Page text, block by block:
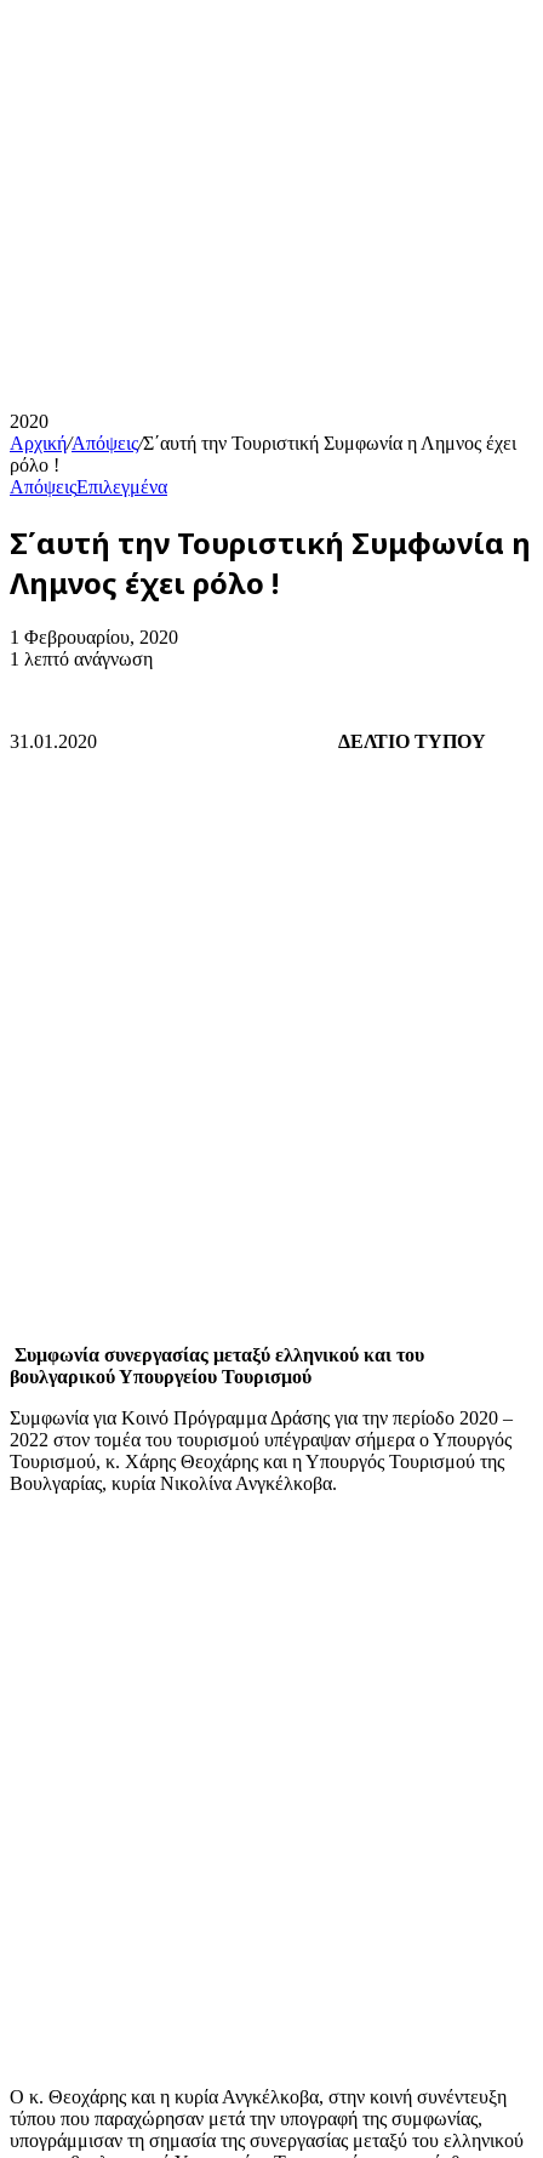
2020
Αρχική/Απόψεις/Σ΄αυτή την Τουριστική Συμφωνία η Λημνος έχει
ρόλο !
ΑπόψειςΕπιλεγμένα
Σ΄αυτή την Τουριστική Συμφωνία η
Λημνος έχει ρόλο !
1 Φεβρουαρίου, 2020
1 λεπτό ανάγνωση
31.01.2020 ΔΕΛΤΙΟ ΤΥΠΟΥ
Συμφωνία συνεργασίας μεταξύ ελληνικού και του
βουλγαρικού Υπουργείου Τουρισμού
Συμφωνία για Κοινό Πρόγραμμα Δράσης για την περίοδο 2020 –
2022 στον τομέα του τουρισμού υπέγραψαν σήμερα ο Υπουργός
Τουρισμού, κ. Χάρης Θεοχάρης και η Υπουργός Τουρισμού της
Βουλγαρίας, κυρία Νικολίνα Ανγκέλκοβα.
Ο κ. Θεοχάρης και η κυρία Ανγκέλκοβα, στην κοινή συνέντευξη
τύπου που παραχώρησαν μετά την υπογραφή της συμφωνίας,
υπογράμμισαν τη σημασία της συνεργασίας μεταξύ του ελληνικού